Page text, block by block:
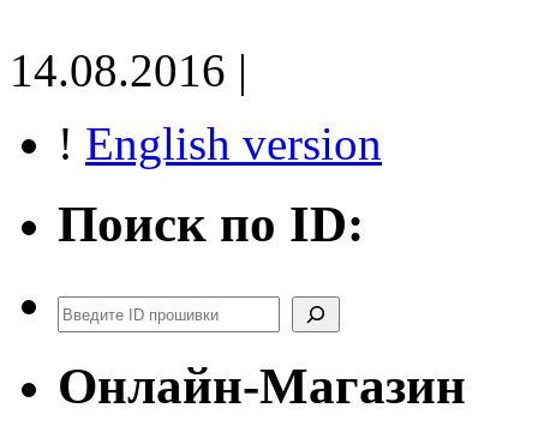
14.08.2016 |
! English version
Поиск по ID:
Поиск
Онлайн-Магазин